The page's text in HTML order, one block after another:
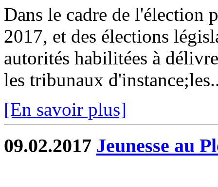
Dans le cadre de l'élection
2017, et des élections
autorités habilitées à
les tribunaux
[En savoir plus]
09.02.2017 Jeunesse au